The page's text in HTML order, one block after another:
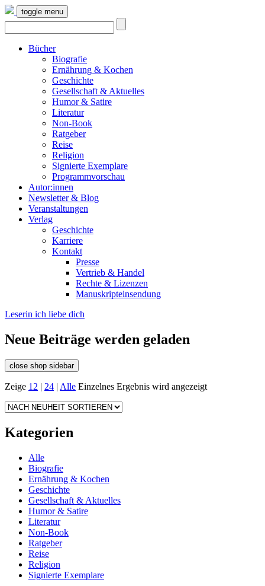
toggle menu
Bücher
Biografie
Ernährung & Kochen
Geschichte
Gesellschaft & Aktuelles
Humor & Satire
Literatur
Non-Book
Ratgeber
Reise
Religion
Signierte Exemplare
Programmvorschau
Autor:innen
Newsletter & Blog
Veranstaltungen
Verlag
Geschichte
Karriere
Kontakt
Presse
Vertrieb & Handel
Rechte & Lizenzen
Manuskripteinsendung
Leserin ich liebe dich
Neue Beiträge werden geladen
close shop sidebar
Zeige 12 | 24 | Alle Einzelnes Ergebnis wird angezeigt
Kategorien
Alle
Biografie
Ernährung & Kochen
Geschichte
Gesellschaft & Aktuelles
Humor & Satire
Literatur
Non-Book
Ratgeber
Reise
Religion
Signierte Exemplare